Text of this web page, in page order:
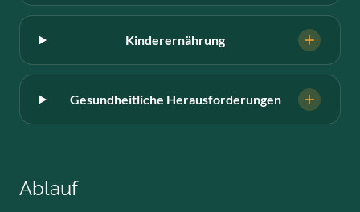
Kinderernährung
Gesundheitliche Herausforderungen
Ablauf